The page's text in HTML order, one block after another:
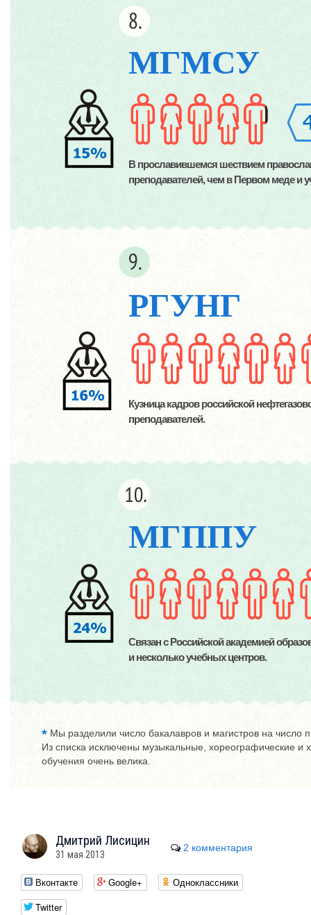
МГМСУ
В прославившемся шествием
преподавателей, чем в Первом меде и
РГУНГ
Кузница кадров российской
преподавателей.
МГППУ
Связан с Российской академией
и несколько учебных центров.
* Мы разделили число бакалавров и магистров на
Из списка исключены музыкальные, хореографические и
обучения очень велика.
Дмитрий Лисицин
31 мая 2013
2 комментария
Вконтакте Google+
Одноклассники
Twitter